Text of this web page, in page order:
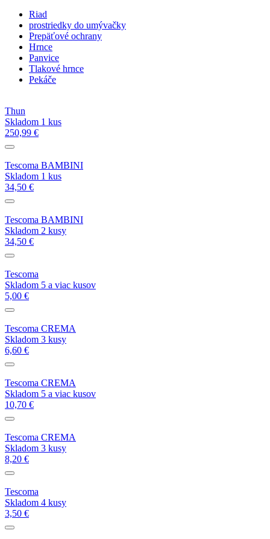
Riad
prostriedky do umývačky
Prepäťové ochrany
Hrnce
Panvice
Tlakové hrnce
Pekáče
Thun
Skladom 1 kus
250,99 €
Tescoma BAMBINI
Skladom 1 kus
34,50 €
Tescoma BAMBINI
Skladom 2 kusy
34,50 €
Tescoma
Skladom 5 a viac kusov
5,00 €
Tescoma CREMA
Skladom 3 kusy
6,60 €
Tescoma CREMA
Skladom 5 a viac kusov
10,70 €
Tescoma CREMA
Skladom 3 kusy
8,20 €
Tescoma
Skladom 4 kusy
3,50 €